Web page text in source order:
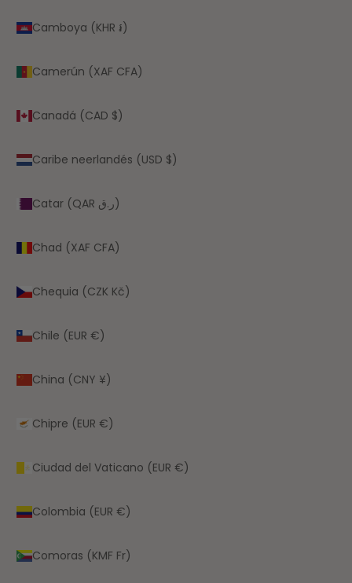
Camboya (KHR ៛)
Camerún (XAF CFA)
Canadá (CAD $)
Caribe neerlandés (USD $)
Catar (QAR ر.ق)
Chad (XAF CFA)
Chequia (CZK Kč)
Chile (EUR €)
China (CNY ¥)
Chipre (EUR €)
Ciudad del Vaticano (EUR €)
Colombia (EUR €)
Comoras (KMF Fr)